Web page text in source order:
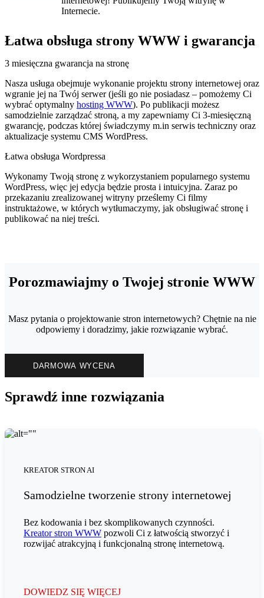
Internecie.
Łatwa obsługa strony WWW i gwarancja
3 miesięczna gwarancja na stronę
Nasza usługa obejmuje wykonanie projektu strony internetowej oraz
wgranie jej na Twój serwer (jeśli go nie posiadasz – pomożemy Ci
wybrać optymalny hosting WWW). Po publikacji możesz
samodzielnie zarządzać stroną, a my zapewniamy Ci 3-miesięczną
gwarancję, podczas której świadczymy m.in serwis techniczny oraz
aktualizacje systemu CMS WordPress.
Łatwa obsługa Wordpressa
Wykonamy Twoją stronę z wykorzystaniem popularnego systemu
WordPress, więc jej edycja będzie prosta i intuicyjna. Zaraz po
przekazaniu zrealizowanej witryny prześlemy Ci filmy
instruktażowe, w których wytłumaczymy, jak obsługiwać stronę i
publikować na niej treści.
Porozmawiajmy o Twojej stronie WWW
Masz pytania o projektowanie stron internetowych? Chętnie na nie
odpowiemy i doradzimy, jakie rozwiązanie wybrać.
DARMOWA WYCENA
Sprawdź inne rozwiązania
KREATOR STRON AI
Samodzielne tworzenie strony internetowej
Bez kodowania i bez skomplikowanych czynności.
Kreator stron WWW pozwoli Ci z łatwością stworzyć i
rozwijać atrakcyjną i funkcjonalną stronę internetową.
DOWIEDZ SIĘ WIĘCEJ